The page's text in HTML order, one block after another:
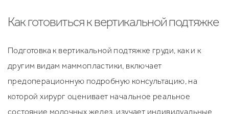
Как готовиться к вертикальной подтяжке
Подготовка к вертикальной подтяжке груди, как и к
другим видам маммопластики, включает
предоперационную подробную консультацию, на
которой хирург оценивает начальное реальное
состояние молочных желез, изучает индивидуальные